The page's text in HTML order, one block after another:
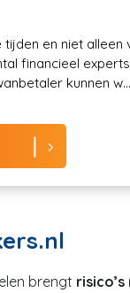
tijden en niet
financieel
kunnen w...
brengt risico’s